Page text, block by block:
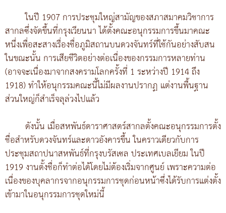
ในปี 1907 การประชุมใหญ่สามัญของสภาสมาคมวิชาการ
สากลซึ่งจัดขึ้นที่กรุงเวียนนา ได้ตั้งคณะอนุกรรมการขึ้นมาคณะ
หนึ่งเพื่อสะสางเรื่องชื่อภูมิสถานบนดวงจันทร์ที่ใช้กันอย่างสับสน
ในขณะนั้น การเสียชีวิตอย่างต่อเนื่องของกรรมการหลายท่าน
(อาจจะเนื่องมาจากสงครามโลกครั้งที่ 1 ระหว่างปี 1914 ถึง
1918) ทำให้อนุกรรมคณะนี้ไม่มีผลงานปรากฏ แต่งานพื้นฐาน
ส่วนใหญ่ก็สำเร็จลุล่วงไปแล้ว
ดังนั้น เมื่อสหพันธ์ดาราศาสตร์สากลตั้งคณะอนุกรรมการตั้ง
ชื่อสำหรับดวงจันทร์และดาวอังคารขึ้น ในคราวเดียวกับการ
ประชุมสถาปนาสหพันธ์ที่กรุงบรัสเซล ประเทศเบลเยียม ในปี
1919 งานตั้งชื่อก็ทำต่อได้โดยไม่ต้องเริ่มจากศูนย์ เพราะความต่อ
เนื่องของบุคลากรจากอนุกรรมการชุดก่อนหน้าซึ่งได้รับการแต่งตั้ง
เข้ามาในอนุกรรมการชุดใหม่นี้